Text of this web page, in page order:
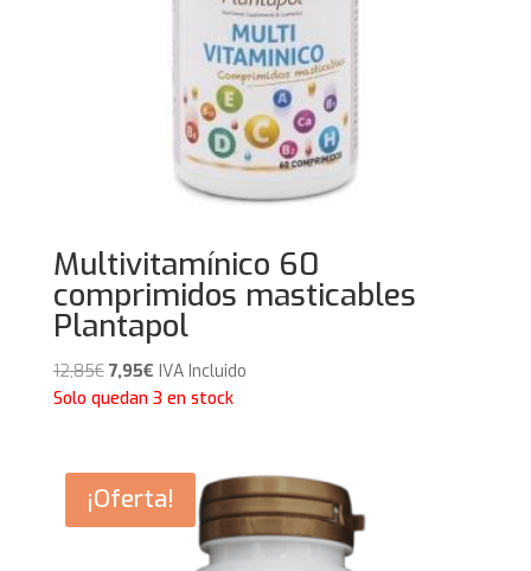
Multivitamínico 60
comprimidos masticables
Plantapol
12,85€ El
precio
12,85€.
7,95€El
precio
7,95€.
IVA Incluido
Solo quedan 3 en stock
¡Oferta!